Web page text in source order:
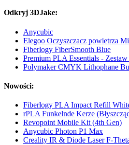
Odkryj 3DJake:
Anycubic
Elegoo Oczyszczacz powietrza
Fiberlogy FiberSmooth Blue
Premium PLA Essentials -
Polymaker CMYK Lithophane
Nowości:
Fiberlogy PLA Impact Refill
rPLA Funkelnde Kerze
Revopoint Mobile Kit (4th Gen)
Anycubic Photon P1 Max
Creality IR & Diode Laser F-